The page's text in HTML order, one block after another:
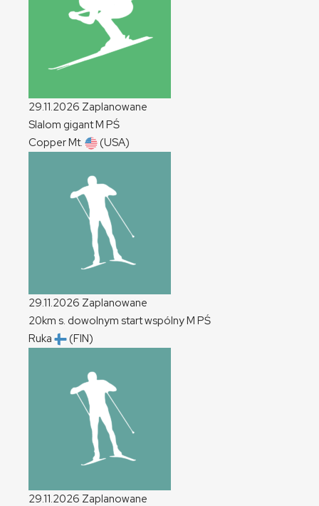
29.11.2026 Zaplanowane
Slalom gigantM PŚ
Copper Mt.
(USA)
29.11.2026 Zaplanowane
20km s. dowolnym start wspólnyM PŚ
Ruka
(FIN)
29.11.2026 Zaplanowane